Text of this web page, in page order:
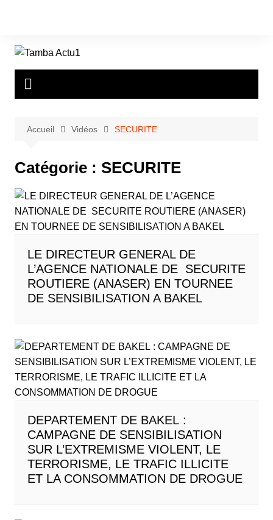
Accueil Vidéos SECURITE
Catégorie : SECURITE
LE DIRECTEUR GENERAL DE
L’AGENCE NATIONALE DE SECURITE
ROUTIERE (ANASER) EN TOURNEE
DE SENSIBILISATION A BAKEL
DEPARTEMENT DE BAKEL :
CAMPAGNE DE SENSIBILISATION
SUR L’EXTREMISME VIOLENT, LE
TERRORISME, LE TRAFIC ILLICITE
ET LA CONSOMMATION DE DROGUE